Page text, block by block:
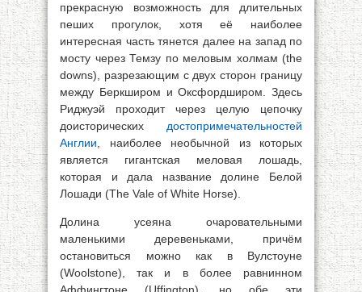
прекрасную возможность для длительных
пеших прогулок, хотя её наиболее
интересная часть тянется далее на запад по
мосту через Темзу по меловым холмам (the
downs), разрезающим с двух сторон границу
между Беркширом и Оксфордширом. Здесь
Риджуэй проходит через целую цепочку
доисторических достопримечательностей
Англии, наиболее необычной из которых
является гигантская меловая лошадь,
которая и дала название долине Белой
Лошади (The Vale of White Horse).
Долина усеяна очаровательными
маленькими деревеньками, причём
остановиться можно как в Вулстоуне
(Woolstone), так и в более равнинном